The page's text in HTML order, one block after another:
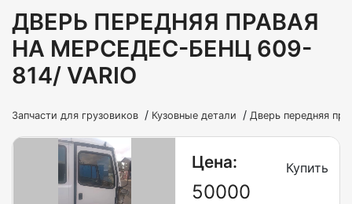
ДВЕРЬ ПЕРЕДНЯЯ ПРАВАЯ
НА МЕРСЕДЕС-БЕНЦ 609-
814/ VARIO
Запчасти для грузовиков / Кузовные детали / Дверь передняя
Цена:
50000
Купить